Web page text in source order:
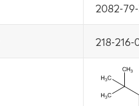
2082-
218-